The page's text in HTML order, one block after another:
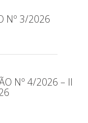
Nº 3/2026
Nº 4/2026 – II